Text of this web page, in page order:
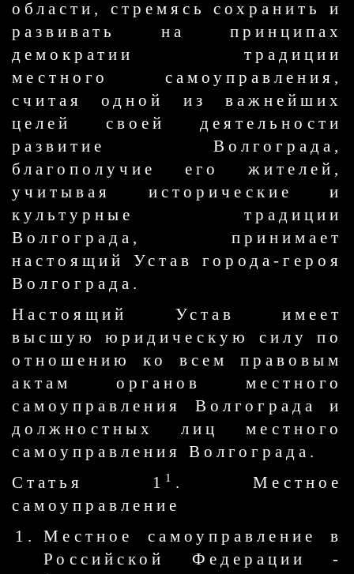
области, стремясь сохранить и
развивать на принципах
демократии традиции
местного самоуправления,
считая одной из важнейших
целей своей деятельности
развитие Волгограда,
благополучие его жителей,
учитывая исторические и
культурные традиции
Волгограда, принимает
настоящий Устав города-героя
Волгограда.
Настоящий Устав имеет
высшую юридическую силу по
отношению ко всем правовым
актам органов местного
самоуправления Волгограда и
должностных лиц местного
самоуправления Волгограда.
Статья 1 1 . Местное
самоуправление
Местное самоуправление в
Российской Федерации -